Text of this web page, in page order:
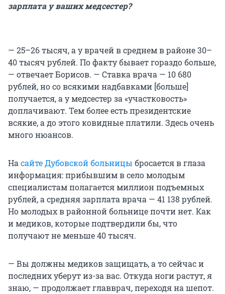
зарплата у ваших медсестер?
— 25–26 тысяч, а у врачей в среднем в районе 30–
40 тысяч рублей. По факту бывает гораздо больше,
— отвечает Борисов. — Ставка врача — 10 680
рублей, но со всякими надбавками [больше]
получается, а у медсестер за «участковость»
доплачивают. Тем более есть президентские
всякие, а до этого ковидные платили. Здесь очень
много нюансов.
Насайте Дубовской больницы бросается в глаза
информация: прибывшим в село молодым
специалистам полагается миллион подъемных
рублей, а средняя зарплата врача — 41 138 рублей.
Но молодых в районной больнице почти нет. Как
и медиков, которые подтвердили бы, что
получают не меньше 40 тысяч.
— Вы должны медиков защищать, а то сейчас и
последних уберут из-за вас. Откуда ноги растут, я
знаю, — продолжает главврач, переходя на шепот.